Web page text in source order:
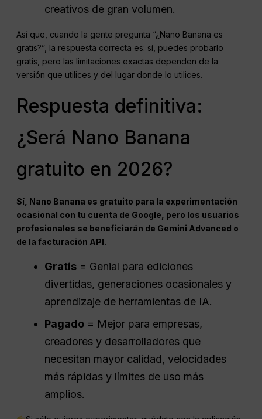
creativos de gran volumen.
Así que, cuando la gente pregunta “¿Nano Banana es
gratis?”, la respuesta correcta es: sí, puedes probarlo
gratis, pero las limitaciones exactas dependen de la
versión que utilices y del lugar donde lo utilices.
Respuesta definitiva:
¿Será Nano Banana
gratuito en 2026?
Sí, Nano Banana es gratuito para la experimentación
ocasional con tu cuenta de Google, pero los usuarios
profesionales se beneficiarán de Gemini Advanced o
de la facturación API.
Gratis = Genial para ediciones
divertidas, generaciones ocasionales y
aprendizaje de herramientas de IA.
Pagado = Mejor para empresas,
creadores y desarrolladores que
necesitan mayor calidad, velocidades
más rápidas y límites de uso más
amplios.